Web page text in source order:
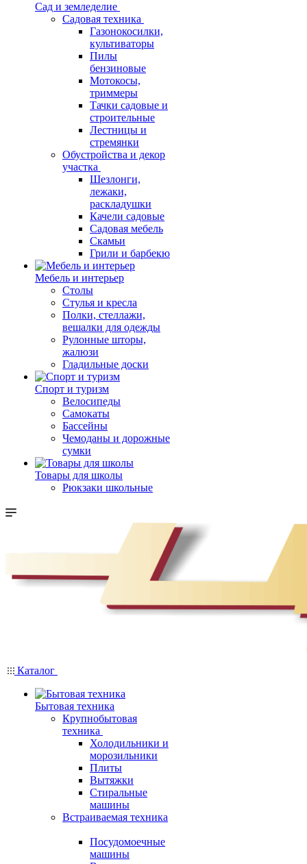
Сад и земледелие
Садовая техника
Газонокосилки,
культиваторы
Пилы
бензиновые
Мотокосы,
триммеры
Тачки садовые и
строительные
Лестницы и
стремянки
Обустройства и декор
участка
Шезлонги,
лежаки,
раскладушки
Качели садовые
Садовая мебель
Скамьи
Грили и барбекю
Мебель и интерьер
Столы
Стулья и кресла
Полки, стеллажи,
вешалки для одежды
Рулонные шторы,
жалюзи
Гладильные доски
Спорт и туризм
Велосипеды
Самокаты
Бассейны
Чемоданы и дорожные
сумки
Товары для школы
Рюкзаки школьные
Каталог
Бытовая техника
Крупнобытовая
техника
Холодильники и
морозильники
Плиты
Вытяжки
Стиральные
машины
Встраиваемая техника
Посудомоечные
машины